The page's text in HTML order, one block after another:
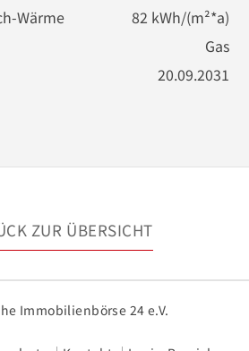
Wärme
82 kWh/(m²*a)
Gas
20.09.2031
ZUR ÜBERSICHT
Immobilienbörse 24 e.V.